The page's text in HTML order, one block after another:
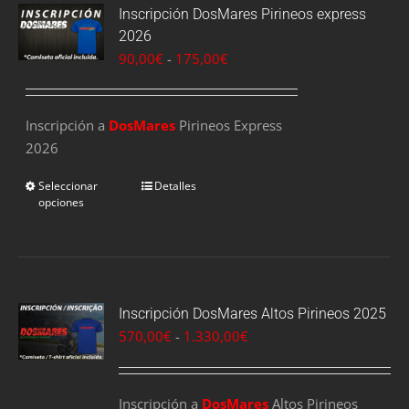
Inscripción DosMares Pirineos express
2026
90,00€ - 175,00€
desde
Inscripción a DosMares Pirineos Express
2026
Seleccionar
opciones
Detalles
Inscripción DosMares Altos Pirineos 2025
570,00€ - 1.330,00€
precios:
desde
Inscripción a DosMares Altos Pirineos